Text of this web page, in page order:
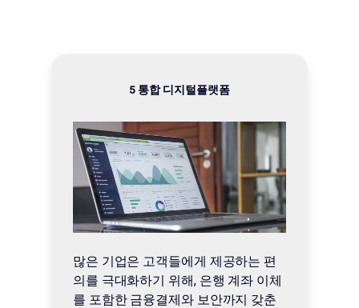
5 통합 디지털플랫폼
많은 기업은 고객들에게 제공하는 편
의를 극대화하기 위해, 은행 계좌 이체
를 포함한 금융결제와 보안까지 갖춘